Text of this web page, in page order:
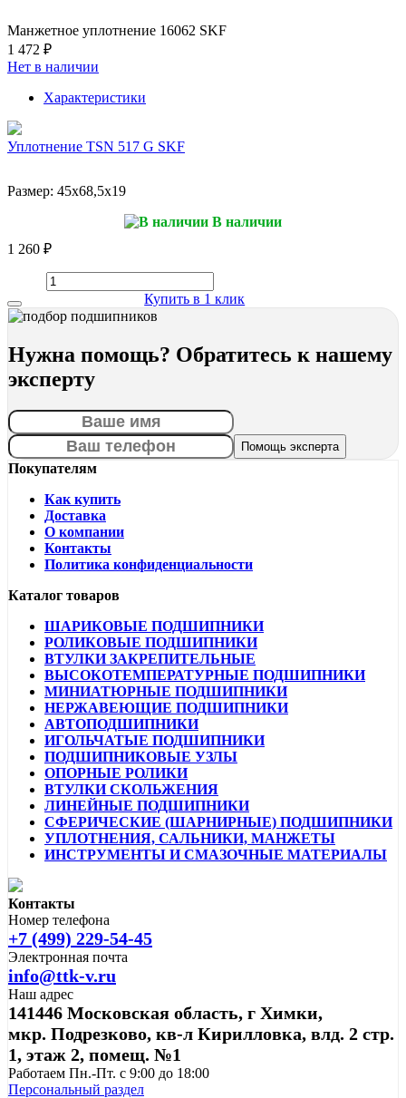
Манжетное уплотнение 16062 SKF
1 472 ₽
Нет в наличии
Характеристики
Уплотнение TSN 517 G SKF
Размер: 45x68,5x19
В наличии
1 260 ₽
Купить в 1 клик
Нужна помощь? Обратитесь к нашему
эксперту
Покупателям
Как купить
Доставка
О компании
Контакты
Политика конфиденциальности
Каталог товаров
ШАРИКОВЫЕ ПОДШИПНИКИ
РОЛИКОВЫЕ ПОДШИПНИКИ
ВТУЛКИ ЗАКРЕПИТЕЛЬНЫЕ
ВЫСОКОТЕМПЕРАТУРНЫЕ ПОДШИПНИКИ
МИНИАТЮРНЫЕ ПОДШИПНИКИ
НЕРЖАВЕЮЩИЕ ПОДШИПНИКИ
АВТОПОДШИПНИКИ
ИГОЛЬЧАТЫЕ ПОДШИПНИКИ
ПОДШИПНИКОВЫЕ УЗЛЫ
ОПОРНЫЕ РОЛИКИ
ВТУЛКИ СКОЛЬЖЕНИЯ
ЛИНЕЙНЫЕ ПОДШИПНИКИ
СФЕРИЧЕСКИЕ (ШАРНИРНЫЕ) ПОДШИПНИКИ
УПЛОТНЕНИЯ, САЛЬНИКИ, МАНЖЕТЫ
ИНСТРУМЕНТЫ И СМАЗОЧНЫЕ МАТЕРИАЛЫ
Контакты
Номер телефона
+7 (499) 229-54-45
Электронная почта
info@ttk-v.ru
Наш адрес
141446 Московская область, г Химки,
мкр. Подрезково, кв-л Кирилловка, влд. 2 стр.
1, этаж 2, помещ. №1
Работаем Пн.-Пт. с 9:00 до 18:00
Персональный раздел